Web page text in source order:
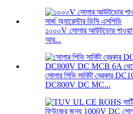
১০০০V সোলার আউটডোর
আর...
সোলার পিভি সার্কিট ব্রেকার
DC800V DC MC...